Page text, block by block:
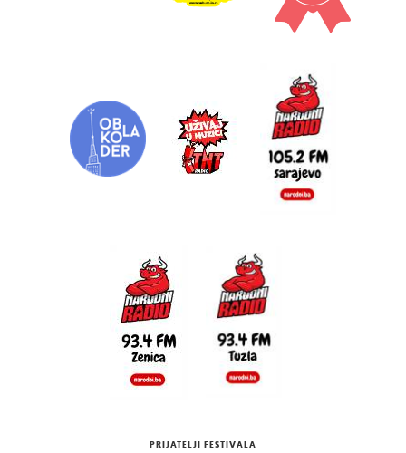
PRIJATELJI FESTIVALA